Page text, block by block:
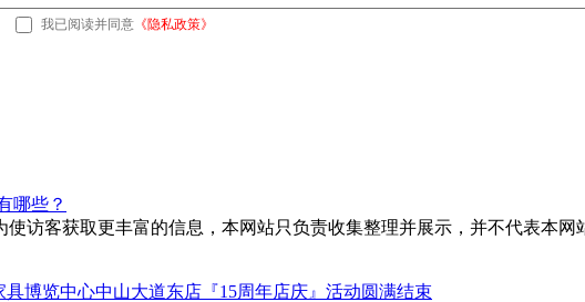
我已阅读并同意 《隐私政策》
哪些？
访客获取更丰富的信息，本网站只负责收集整理并展示，并不代表本
具博览中心中山大道东店『15周年店庆』活动圆满结束